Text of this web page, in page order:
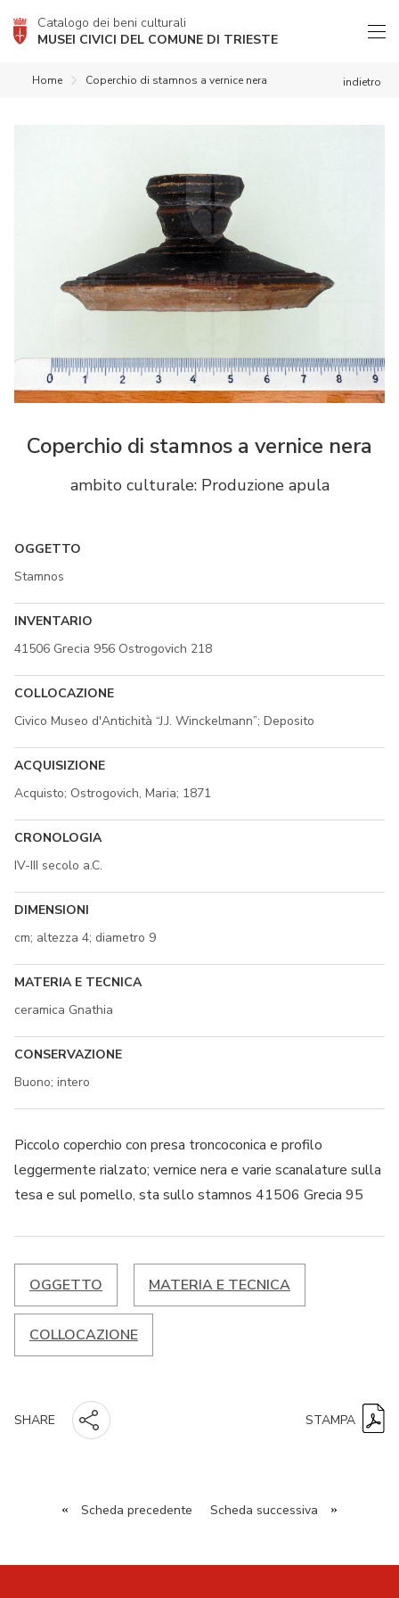
Catalogo dei beni culturali
MUSEI CIVICI DEL COMUNE DI TRIESTE
indietro
Home Coperchio di stamnos a vernice nera
Coperchio di stamnos a vernice nera
ambito culturale: Produzione apula
OGGETTO
Stamnos
INVENTARIO
41506 Grecia 956 Ostrogovich 218
COLLOCAZIONE
Civico Museo d'Antichità “J.J. Winckelmann”; Deposito
ACQUISIZIONE
Acquisto; Ostrogovich, Maria; 1871
CRONOLOGIA
IV-III secolo a.C.
DIMENSIONI
cm; altezza 4; diametro 9
MATERIA E TECNICA
ceramica Gnathia
CONSERVAZIONE
Buono; intero
Piccolo coperchio con presa troncoconica e profilo
leggermente rialzato; vernice nera e varie scanalature sulla
tesa e sul pomello, sta sullo stamnos 41506 Grecia 95
OGGETTO MATERIA E TECNICA
COLLOCAZIONE
SHARE STAMPA
« Scheda precedente Scheda successiva »